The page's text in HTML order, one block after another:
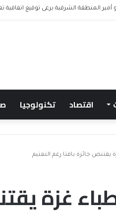
هجر يعلن التعاقد مع المدافع الجزائري
اقتصاد تكنولوجيا
يقتنص جائزة بافتا رغم التعتيم
غزة